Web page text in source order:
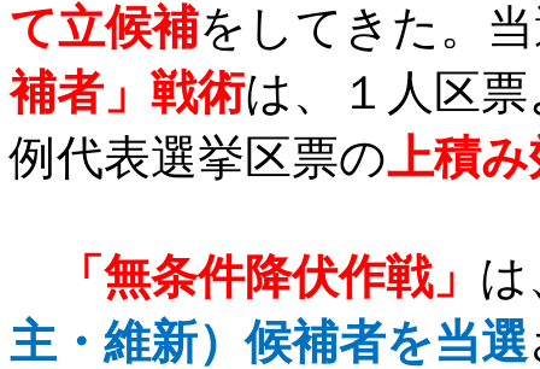
て立候補をしてきた。
補者」戦術は、１人区
例代表選挙区票の上積
「無条件降伏作戦」 は
主・維新）候補者を当選